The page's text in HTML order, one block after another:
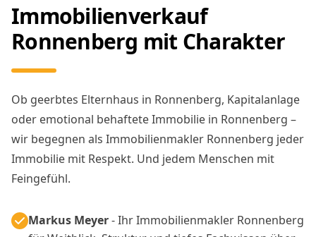
Immobilienverkauf
Ronnenberg mit Charakter
Ob geerbtes Elternhaus in Ronnenberg, Kapitalanlage
oder emotional behaftete Immobilie in Ronnenberg –
wir begegnen als Immobilienmakler Ronnenberg jeder
Immobilie mit Respekt. Und jedem Menschen mit
Feingefühl.
Markus Meyer- Ihr Immobilienmakler Ronnenberg